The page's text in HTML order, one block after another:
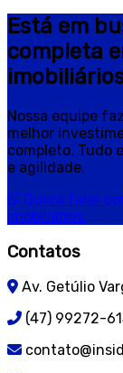
Está em
completa
Nossa equipe
melhor
completo. Tudo
e agilidade.
Quero falar
imobiliários.
Contatos
Av. Getúlio
(47) 99272-